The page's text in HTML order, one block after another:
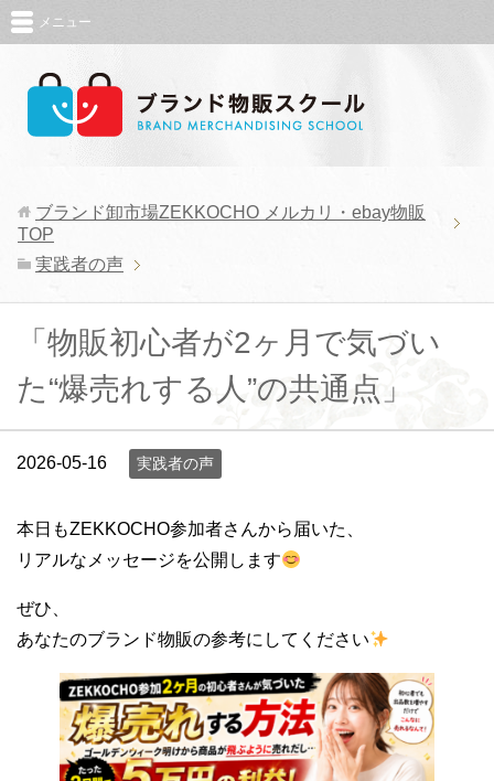
メニュー
ブランド卸市場ZEKKOCHO メルカリ・ebay物販
TOP
実践者の声
「物販初心者が2ヶ月で気づい
た“爆売れする人”の共通点」
2026-05-16 実践者の声
本日もZEKKOCHO参加者さんから届いた、
リアルなメッセージを公開します
ぜひ、
あなたのブランド物販の参考にしてください